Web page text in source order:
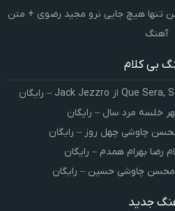
تنها هیچ جایی نرو مجید رضوی + متن
آهنگ
بی کلام
خلسه مرد سال – رایگان
چاوشی چهل روز – رایگان
رضا بهرام همدم – رایگان
محسن چاوشی حسین – رایگان
جدید